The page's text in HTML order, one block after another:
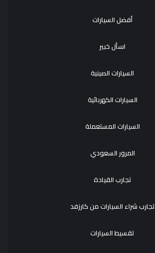
أفضل السيارات
اسأل خبير
السيارات الصينية
السيارات الكهربائية
السيارات المستعملة
المرور السعودي
تجارب القيادة
تجارب شراء السيارات من كارزفد
تقسيط السيارات